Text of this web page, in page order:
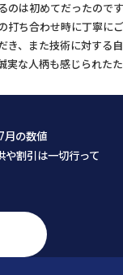
のは初めてだったので
打ち合わせ時に丁寧に
き、また技術に対する
実な人柄も感じられた
が楽しくなりそうです。
の数値
割引は一切行って